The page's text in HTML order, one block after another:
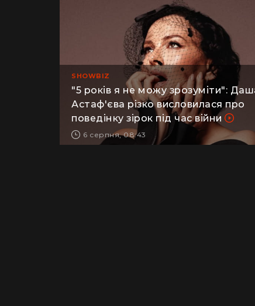
SHOWBIZ
"5 років я не можу зрозуміти": Даша
Астаф'єва різко висловилася про
поведінку зірок під час війни
6 серпня, 08:43